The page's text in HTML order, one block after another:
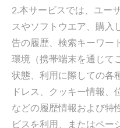
2.本サービスでは、ユー
スやソフトウエア、購入
告の履歴、検索キーワー
環境（携帯端末を通じて
状態、利用に際しての各
ドレス、クッキー情報、
などの履歴情報および特
ビスを利用、またはペー